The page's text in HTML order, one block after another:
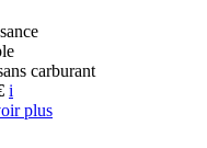
carburant
i
plus